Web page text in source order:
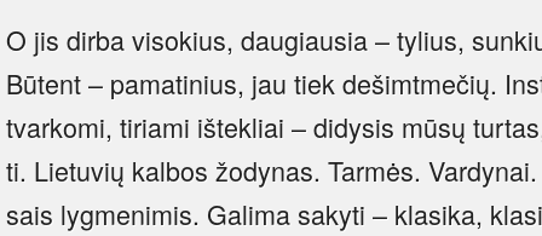
O jis dir­ba vi­so­kius, dau­giau­sia – ty­lius,
Bū­tent – pa­ma­ti­nius, jau tiek de­šimt­me­čių.
tvar­ko­mi, ti­ria­mi iš­tek­liai – di­dy­sis mū­sų
ti. Lie­tu­vių kal­bos žo­dy­nas. Tar­mės.
sais lyg­me­ni­mis. Ga­li­ma sa­ky­ti – kla­si­ka,